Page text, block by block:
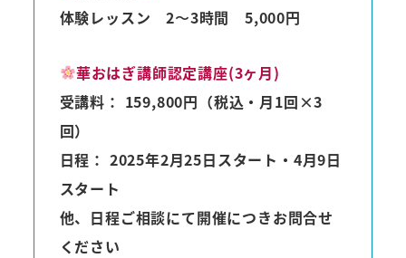
体験レッスン 2〜3時間 5,000円
華おはぎ講師認定講座(3ヶ月)
受講料： 159,800円（税込・月1回×3
回）
日程： 2025年2月25日スタート・4月9日
スタート
他、日程ご相談にて開催につきお問合せ
ください